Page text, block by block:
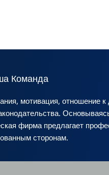
Команда
мотивация, отношение
фирма предлагает
сторонам.